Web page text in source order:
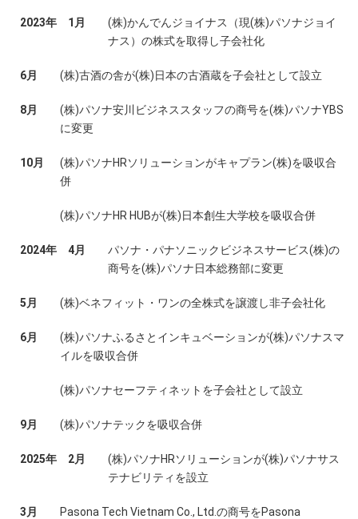
2023年 1月
(株)かんでんジョイナス（現(株)パソナジョイ
ナス）の株式を取得し子会社化
6月 (株)古酒の舎が(株)日本の古酒蔵を子会社として設立
8月
(株)パソナ安川ビジネススタッフの商号を(株)パソナYBS
に変更
10月
(株)パソナHRソリューションがキャプラン(株)を吸収合
併
(株)パソナHR HUBが(株)日本創生大学校を吸収合併
2024年 4月
パソナ・パナソニックビジネスサービス(株)の
商号を(株)パソナ日本総務部に変更
5月 (株)ベネフィット・ワンの全株式を譲渡し非子会社化
6月
(株)パソナふるさとインキュベーションが(株)パソナスマ
イルを吸収合併
(株)パソナセーフティネットを子会社として設立
9月 (株)パソナテックを吸収合併
2025年 2月
(株)パソナHRソリューションが(株)パソナサス
テナビリティを設立
3月
Pasona Tech Vietnam Co., Ltd.の商号をPasona